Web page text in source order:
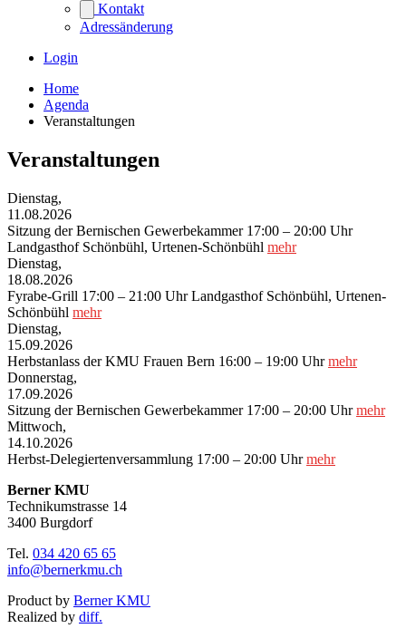
Kontakt
Adressänderung
Login
Home
Agenda
Veranstaltungen
Veranstaltungen
Dienstag,
11.08.2026
Sitzung der Bernischen Gewerbekammer 17:00 – 20:00 Uhr
Landgasthof Schönbühl, Urtenen-Schönbühl mehr
Dienstag,
18.08.2026
Fyrabe-Grill 17:00 – 21:00 UhrLandgasthof Schönbühl, Urtenen-
Schönbühl mehr
Dienstag,
15.09.2026
Herbstanlass der KMU Frauen Bern 16:00 – 19:00 Uhrmehr
Donnerstag,
17.09.2026
Sitzung der Bernischen Gewerbekammer 17:00 – 20:00 Uhrmehr
Mittwoch,
14.10.2026
Herbst-Delegiertenversammlung 17:00 – 20:00 Uhrmehr
Berner KMU
Technikumstrasse 14
3400 Burgdorf
Tel. 034 420 65 65
info@bernerkmu.ch
Product by Berner KMU
Realized by diff.